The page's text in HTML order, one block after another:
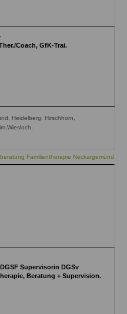
Coach, GfK-Trai.
Heidelberg, Hirschhorn,
Familientherapie Neckargemünd
Supervisorin DGSv
Beratung + Supervision.